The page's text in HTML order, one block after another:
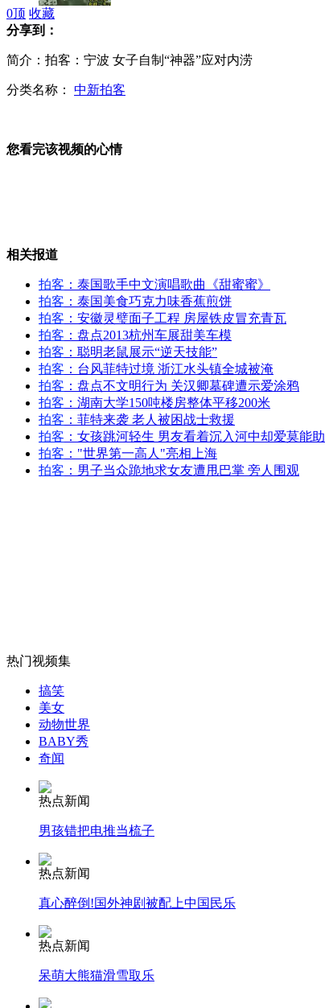
韩确认朝鲜已重启宁边核反应堆
莫斯科成全球"首堵" 高峰期拥堵时长74分钟
韩国称朝鲜若挑衅 将随时回击
无痛分娩是否安全 医生回应
外交部：反对强权政治霸凌主义
外交部：有关国家言论片面不公正
安徽一实载49人客车翻车
走！跟着总书记去植树
消防员救轻生者
0顶 收藏
分享到：
简介：拍客：宁波 女子自制“神器”应对内涝
分类名称： 中新拍客
您看完该视频的心情
相关报道
拍客 ：泰国歌手中文演唱歌曲《甜蜜蜜》
拍客 ：泰国美食巧克力味香蕉煎饼
拍客 ：安徽灵璧面子工程 房屋铁皮冒充青瓦
拍客 ：盘点2013杭州车展甜美车模
拍客 ：聪明老鼠展示“逆天技能”
拍客 ：台风菲特过境 浙江水头镇全城被淹
拍客 ：盘点不文明行为 关汉卿墓碑遭示爱涂鸦
拍客 ：湖南大学150吨楼房整体平移200米
拍客 ：菲特来袭 老人被困战士救援
拍客 ：女孩跳河轻生 男友看着沉入河中却爱莫能助
拍客 ："世界第一高人"亮相上海
拍客 ：男子当众跪地求女友遭甩巴掌 旁人围观
热门视频集
搞笑
美女
动物世界
BABY秀
奇闻
热点新闻
男孩错把电推当梳子
热点新闻
真心醉倒!国外神剧被配上中国民乐
热点新闻
呆萌大熊猫滑雪取乐